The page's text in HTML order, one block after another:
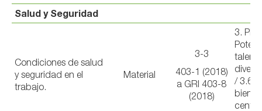
Salud y Seguridad
Condiciones de salud
y seguridad en el
trabajo.
Material
3-3
403-1 (2018)
a GRI 403-8
(2018)
3.
/ 3.6